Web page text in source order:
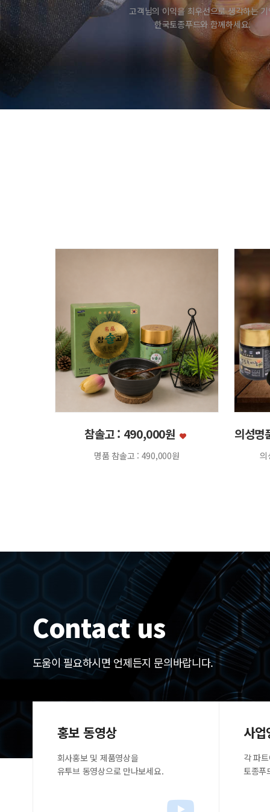
고객님의 이익을 최우선으로 생각하는
한국토종푸드와 함께하세요.
참솔고 : 490,000원
명품 참솔고 : 490,000원
의성
의
Contact us
도움이 필요하시면 언제든지 문의바랍니다.
홍보 동영상
회사홍보 및 제품영상을
유투브 동영상으로 만나보세요.
사업
각 파
토종푸